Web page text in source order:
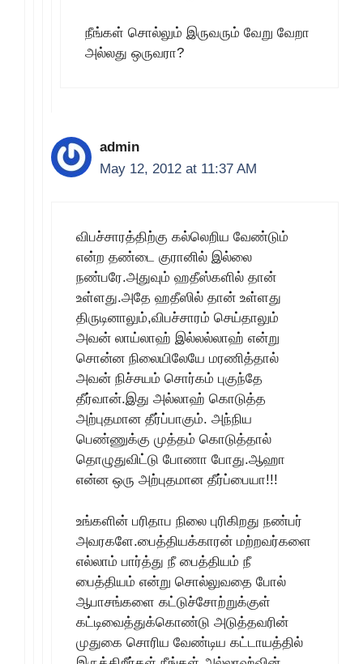
நீங்கள் சொல்லும் இருவரும் வேறு வேறா
அல்லது ஒருவரா?
admin
May 12, 2012 at 11:37 AM
விபச்சாரத்திற்கு கல்லெறிய வேண்டும்
என்ற தண்டை குரானில் இல்லை
நண்பரே.அதுவும் ஹதீஸ்களில் தான்
உள்ளது.அதே ஹதீஸில் தான் உள்ளது
திருடினாலும்,விபச்சாரம் செய்தாலும்
அவன் லாய்லாஹ் இல்லல்லாஹ் என்று
சொன்ன நிலையிலேயே மரணித்தால்
அவன் நிச்சயம் சொர்கம் புகுந்தே
தீர்வான்.இது அல்லாஹ் கொடுத்த
அற்புதமான தீர்ப்பாகும். அந்நிய
பெண்ணுக்கு முத்தம் கொடுத்தால்
தொழுதுவிட்டு போணா போது.ஆஹா
என்ன ஒரு அற்புதமான தீர்ப்பையா!!!
உங்களின் பரிதாப நிலை புரிகிறது நண்பர்
அவரகளே.பைத்தியக்காரன் மற்றவர்களை
எல்லாம் பார்த்து நீ பைத்தியம் நீ
பைத்தியம் என்று சொல்லுவதை போல்
ஆபாசங்களை கட்டுச்சோற்றுக்குள்
கட்டிவைத்துக்கொண்டு அடுத்தவரின்
முதுகை சொரிய வேண்டிய கட்டாயத்தில்